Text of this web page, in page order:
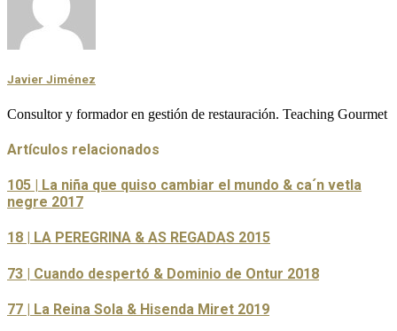
Javier Jiménez
Consultor y formador en gestión de restauración. Teaching Gourmet
Artículos relacionados
105 | La niña que quiso cambiar el mundo & ca´n vetla
negre 2017
18 | LA PEREGRINA & AS REGADAS 2015
73 | Cuando despertó & Dominio de Ontur 2018
77 | La Reina Sola & Hisenda Miret 2019